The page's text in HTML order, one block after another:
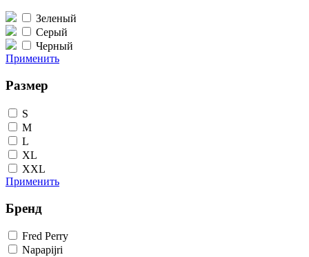
Зеленый
Серый
Черный
Применить
Размер
S
M
L
XL
XXL
Применить
Бренд
Fred Perry
Napapijri